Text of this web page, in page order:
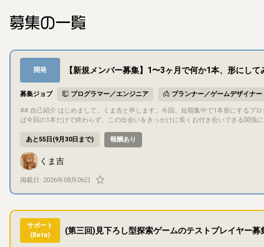
募集の一覧
開発 【新規メンバー募集】1〜3ヶ月で何か1本、形にして
募集ジョブ プログラマー／エンジニア プランナー／ゲームデザイナー
## 自己紹介 はじめまして、くま吉と申します。今回、短期集中で1本形にするプロジェクトを立ち上げようと思い、一緒に作ってくれる方を探しています。できれ
ば今回の1本だけで終わらず、この出会いをきっかけに長くお付き合いできる関係に
プロジェクト期間中（1〜3ヶ月程度）継続してお付き合いいただける方を想定し
緒に考えられる方にはおすすめです - 今回の条件にぴったり合わなくても、気にな
プロジェクト概要 - タイトル：未定 - ジャンル：未定（応募者の得意分野に合わ
画白紙の段階（応募後、早い段階で一緒に固めていきます） - 「ゲーム」として
ど）でも構いません ## 目的・目標 遊びごたえがあり、ちゃんと売れるところまで仕上げることを目標にしています。完成後の販売先は制作物に応じて話し合って
決める予定です（ゲームならSteam、ゲーム以外なら他の販売サイトなど）。完
バー間の共同著作物として扱う予定です（持分や具体的な取り扱いは、参加が決
れ以外の得意分野をお持ちの方はもちろん、被っていても構いません。 - シナリオライター - プランナー/デバッガー - AIを使った画像生成（画像編集はできます） -
AIを使ったプログラミング、作曲、合成音声など ## コミュニケーション方法 基本的にDiscordでコミュニケーションを行います ドキュメントや進捗管理にはNoti
onを利用します 少しでも気になったら、お気軽にメッセージください。今回の条件にぴったり合わなくても大丈夫です。話してみたら意外と何か一緒にできるかも
あと55日(9月30日まで) 報酬あり
くま吉
掲載日: 2026年08月06日
サポート
(Beta)
(第三回)見下ろし型探索ゲームのテストプレイヤー募